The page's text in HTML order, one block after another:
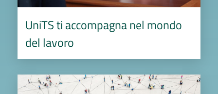
UniTS ti accompagna nel mondo
del lavoro
Image